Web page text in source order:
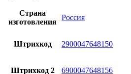
Страна
изготовления
Россия
Штрихкод 2900047648150
Штрихкод 2 6900047648156